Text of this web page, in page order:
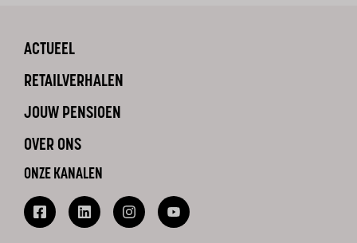
ACTUEEL
RETAILVERHALEN
JOUW PENSIOEN
OVER ONS
ONZE KANALEN